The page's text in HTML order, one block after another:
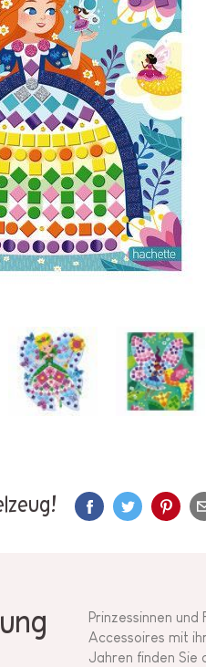
&
MÖBEL &
STÜCKE
Prinzessinnen
Accessoires mit
Jahren finden Sie